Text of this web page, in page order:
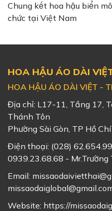
Chung kết hoa hậu biển
chức tại Việt Nam
HOA HẬU ÁO DÀI
HOA HẬU ÁO DÀI VIỆT -
Địa chỉ: L17-11, Tầng 17,
Thánh Tôn
Phường Sài Gòn, TP Hồ
Điện thoại: (028)
0939.23.68.68 - Mr.Trường
Email:
Website: https://